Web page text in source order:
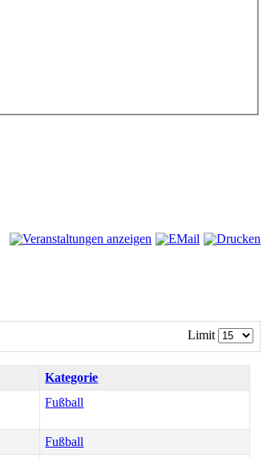
Limit
Kategorie
Fußball
Fußball